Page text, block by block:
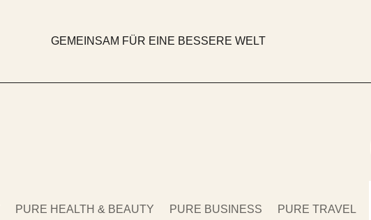
GEMEINSAM FÜR EINE BESSERE WELT
PURE HEALTH & BEAUTY PURE BUSINESS
PURE TRAVEL